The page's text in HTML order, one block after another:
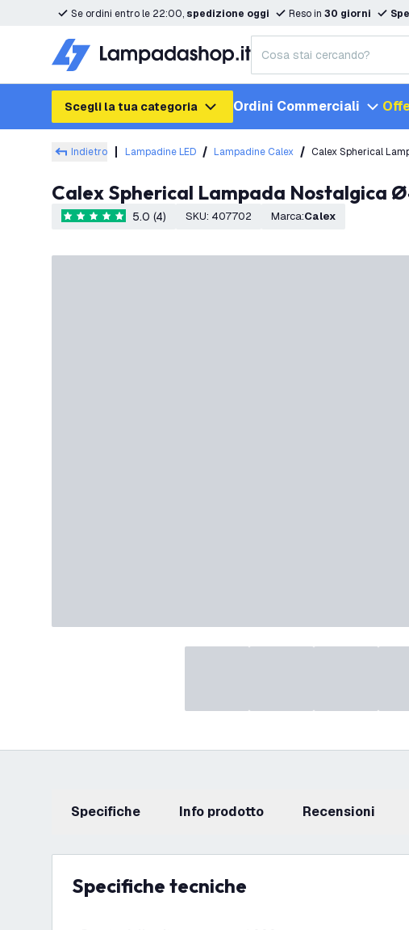
Se ordini entro le 22:00, spedizione oggi Reso in 30 giorni
Scegli la tua categoria Ordini Commerciali
Indietro Lampadine LED Lampadine Calex Calex Spherical
Calex Spherical Lampada Nostalgica
5 stelle di valutazione
5.0 (4) SKU: 407702 Marca: Calex
Specifiche info prodotto recensioni
Specifiche tecniche